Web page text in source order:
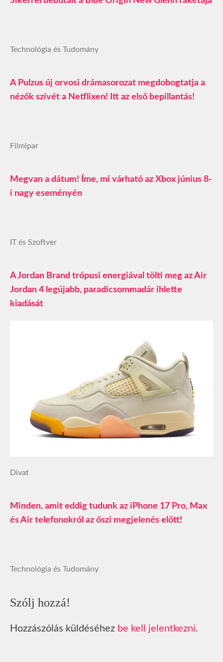
Technológia és Tudomány
A Pulzus új orvosi drámasorozat megdobogtatja a
nézők szívét a Netflixen! Itt az első bepillantás!
Filmipar
Megvan a dátum! Íme, mi várható az Xbox június 8-
i nagy eseményén
IT és Szoftver
A Jordan Brand trópusi energiával tölti meg az Air
Jordan 4 legújabb, paradicsommadár ihlette
kiadását
Divat
Minden, amit eddig tudunk az iPhone 17 Pro, Max
és Air telefonokról az őszi megjelenés előtt!
Technológia és Tudomány
Szólj hozzá!
Hozzászólás küldéséhez be kell jelentkezni.